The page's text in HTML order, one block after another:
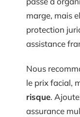
marge, mais
protection
assistance
Nous
le prix facial,
risque.
assurance